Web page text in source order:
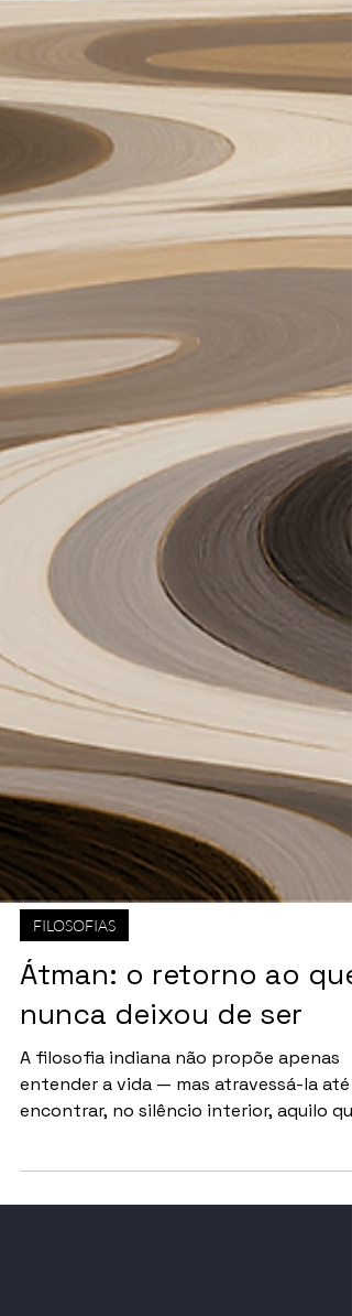
FILOSOFIAS
Átman: o retorno ao que
nunca deixou de ser
A filosofia indiana não propõe apenas